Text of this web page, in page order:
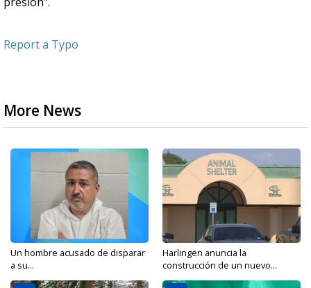
Report a Typo
More News
Un hombre acusado de disparar
a su...
Harlingen anuncia la
construcción de un nuevo...